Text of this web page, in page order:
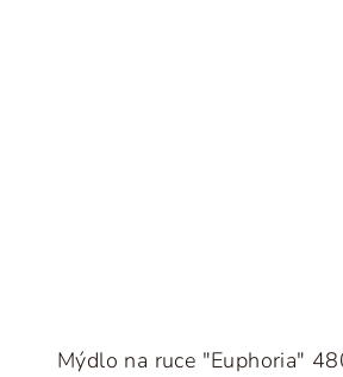
Mýdlo na ruce "Euphoria"